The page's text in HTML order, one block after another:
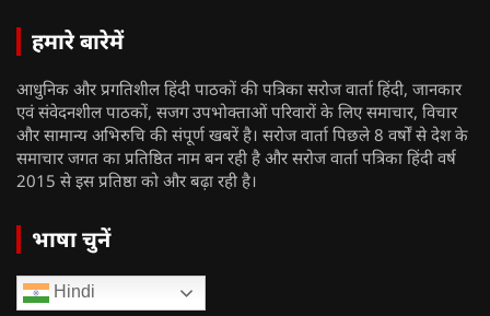
हमारे बारेमें
आधुनिक और प्रगतिशील हिंदी पाठकों की पत्रिका सरोज वार्ता हिंदी, जानकार
एवं संवेदनशील पाठकों, सजग उपभोक्ताओं परिवारों के लिए समाचार, विचार
और सामान्य अभिरुचि की संपूर्ण खबरें है। सरोज वार्ता पिछले 8 वर्षों से देश के
समाचार जगत का प्रतिष्ठित नाम बन रही है और सरोज वार्ता पत्रिका हिंदी वर्ष
2015 से इस प्रतिष्ठा को और बढ़ा रही है।
भाषा चुनें
Hindi